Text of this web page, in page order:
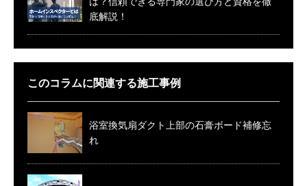
底解説！
このコラムに関連する施工事例
浴室換気扇ダクト上部の石膏ボード補修忘
れ